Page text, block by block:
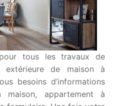
tous les travaux de
de maison à
besoins d’informations
maison, appartement à